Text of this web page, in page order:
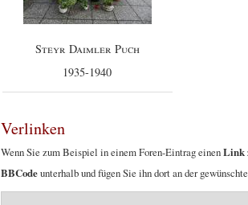
Steyr Daimler Puch
1935-1940
Verlinken
Wenn Sie zum Beispiel in einem Foren-Eintrag einenLink
BBCodeunterhalb und fügen Sie ihn dort an der